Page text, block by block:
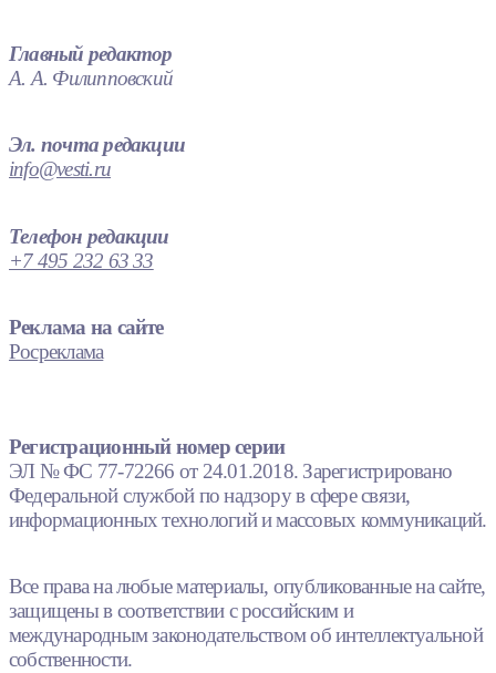
Главный редактор
А. А. Филипповский
Эл. почта редакции
info@vesti.ru
Телефон редакции
+7 495 232 63 33
Реклама на сайте
Росреклама
Регистрационный номер серии
ЭЛ № ФС 77-72266 от 24.01.2018. Зарегистрировано
Федеральной службой по надзору в сфере связи,
информационных технологий и массовых коммуникаций.
Все права на любые материалы, опубликованные на сайте,
защищены в соответствии с российским и
международным законодательством об интеллектуальной
собственности.